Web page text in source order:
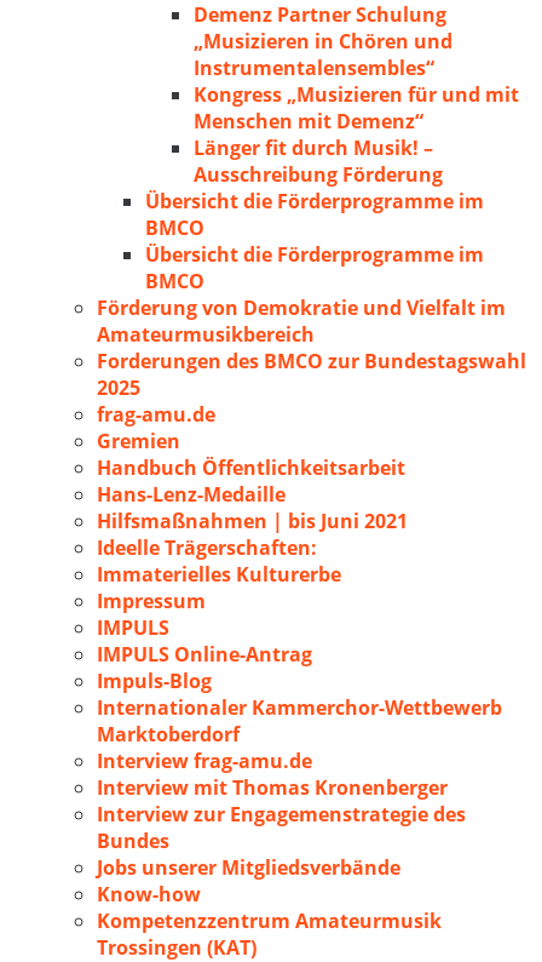
Demenz Partner Schulung
„Musizieren in Chören und
Instrumentalensembles“
Kongress „Musizieren für und mit
Menschen mit Demenz“
Länger fit durch Musik! –
Ausschreibung Förderung
Übersicht die Förderprogramme im
BMCO
Übersicht die Förderprogramme im
BMCO
Förderung von Demokratie und Vielfalt im
Amateurmusikbereich
Forderungen des BMCO zur Bundestagswahl
2025
frag-amu.de
Gremien
Handbuch Öffentlichkeitsarbeit
Hans-Lenz-Medaille
Hilfsmaßnahmen | bis Juni 2021
Ideelle Trägerschaften:
Immaterielles Kulturerbe
Impressum
IMPULS
IMPULS Online-Antrag
Impuls-Blog
Internationaler Kammerchor-Wettbewerb
Marktoberdorf
Interview frag-amu.de
Interview mit Thomas Kronenberger
Interview zur Engagemenstrategie des
Bundes
Jobs unserer Mitgliedsverbände
Know-how
Kompetenzzentrum Amateurmusik
Trossingen (KAT)